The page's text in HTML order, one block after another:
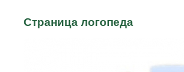
Страница логопеда